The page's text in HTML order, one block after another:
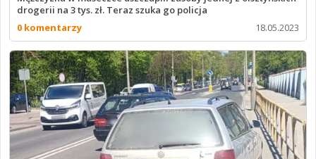
drogerii na 3 tys. zł. Teraz szuka go policja
0 komentarzy
18.05.2023